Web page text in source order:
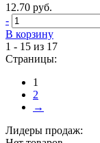
12.70 руб.
-
В корзину
1 - 15 из 17
Страницы:
1
2
→
Лидеры продаж: